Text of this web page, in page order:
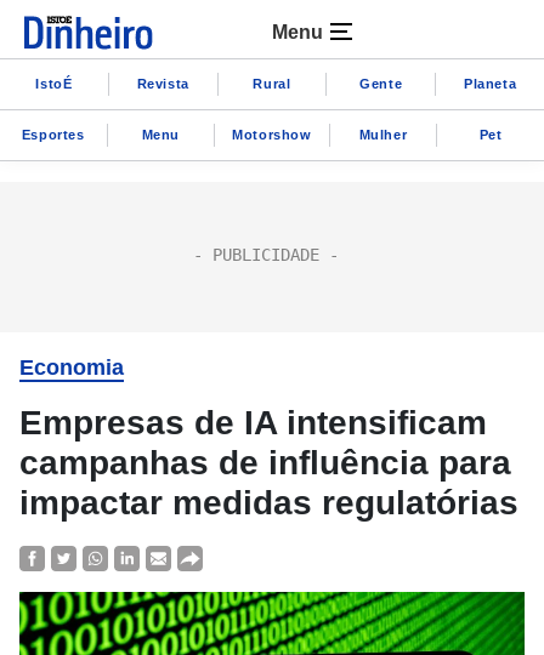
Menu
IstoÉ Revista Rural Gente Planeta
Esportes Menu Motorshow Mulher Pet
Economia
Empresas de IA intensificam
campanhas de influência para
impactar medidas regulatórias